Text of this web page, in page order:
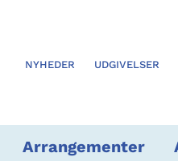
NYHEDER UDGIVELSER
Arrangementer